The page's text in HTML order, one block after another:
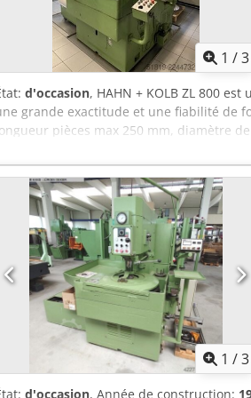
1 /3
d'occasion, HAHN + KOLB ZL 800
grande exactitude et une fiabilité de
pièces max 250 mm, diamètre
30 t/min–84 t/min. Spécifications: moteur
kg, dimensions L1720×l2100×H2100
d'obtenir des tolérances serrées;
Dsdpfx Aszqbh Uebweck
1 /3
d'occasion, Année de construction: